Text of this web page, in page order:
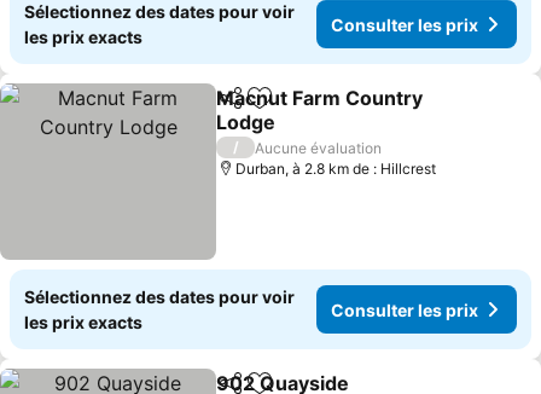
Sélectionnez des dates pour voir
les prix exacts
Consulter les prix
PartagerAjouter à mes favoris
Macnut Farm Country
Lodge
Consulter les prix
/
Aucune évaluation
Durban, à 2.8 km de : Hillcrest
Sélectionnez des dates pour voir
les prix exacts
Consulter les prix
902 Quayside